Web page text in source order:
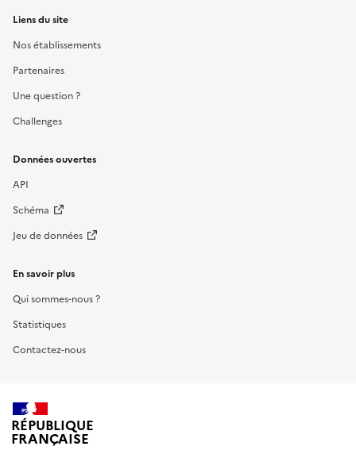
Liens du site
Nos établissements
Partenaires
Une question ?
Challenges
Données ouvertes
API
Schéma
Jeu de données
En savoir plus
Qui sommes-nous ?
Statistiques
Contactez-nous
RÉPUBLIQUE
FRANÇAISE